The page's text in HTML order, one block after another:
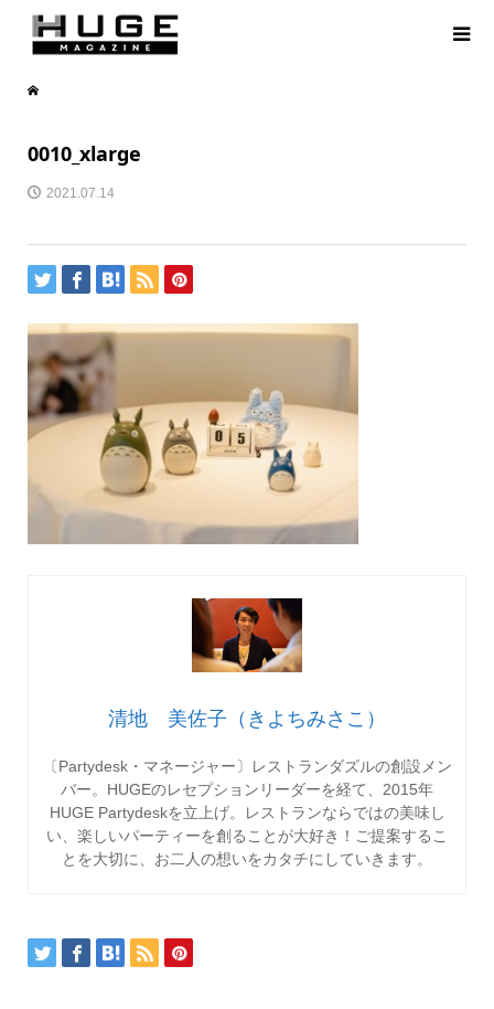
0010_xlarge
2021.07.14
清地 美佐子（きよちみさこ）
〔Partydesk・マネージャー〕レストランダズルの創設メン
バー。HUGEのレセプションリーダーを経て、2015年
HUGE Partydeskを立上げ。レストランならではの美味し
い、楽しいパーティーを創ることが大好き！ご提案するこ
とを大切に、お二人の想いをカタチにしていきます。